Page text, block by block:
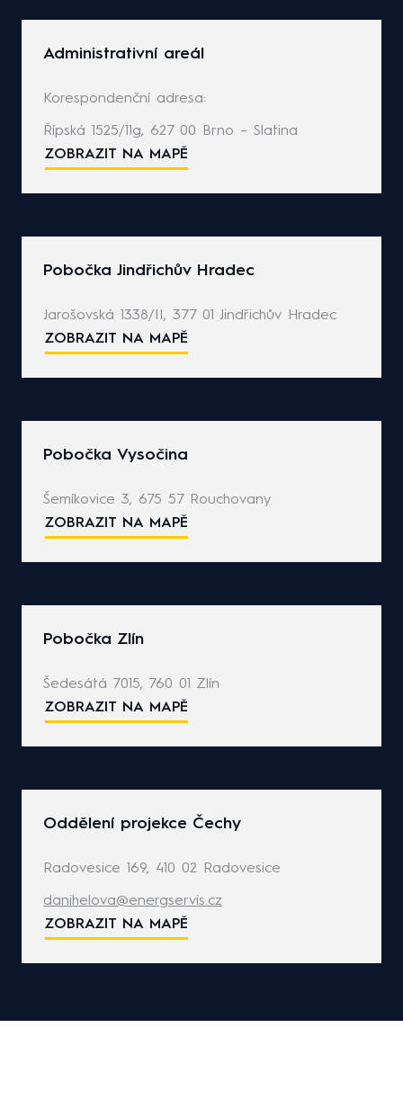
Administrativní areál
Korespondenční adresa:
Řípská 1525/11g, 627 00 Brno – Slatina
ZOBRAZIT NA MAPĚ
Pobočka Jindřichův Hradec
Jarošovská 1338/II, 377 01 Jindřichův Hradec
ZOBRAZIT NA MAPĚ
Pobočka Vysočina
Šemíkovice 3, 675 57 Rouchovany
ZOBRAZIT NA MAPĚ
Pobočka Zlín
Šedesátá 7015, 760 01 Zlín
ZOBRAZIT NA MAPĚ
Oddělení projekce Čechy
Radovesice 169, 410 02 Radovesice
danihelova@energservis.cz
ZOBRAZIT NA MAPĚ